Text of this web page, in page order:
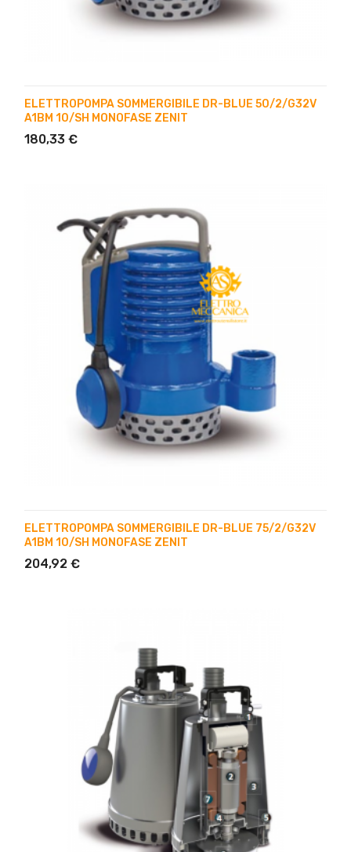
ELETTROPOMPA SOMMERGIBILE DR-BLUE 50/2/G32V
A1BM 10/SH MONOFASE ZENIT
180,33 €
ELETTROPOMPA SOMMERGIBILE DR-BLUE 75/2/G32V
A1BM 10/SH MONOFASE ZENIT
204,92 €